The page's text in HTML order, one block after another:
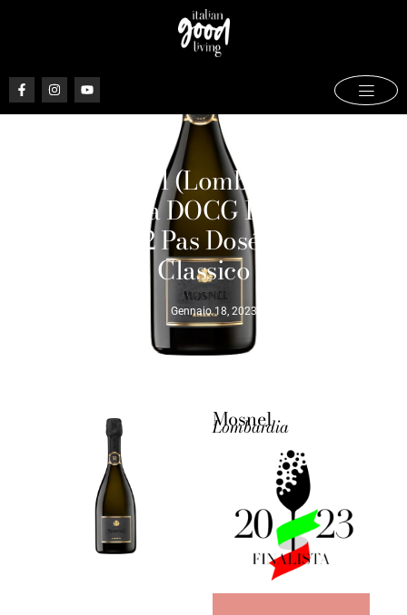
Mosnel (Lombardia),
Franciacorta DOCG Riserva 2007
Ried. 2022 Pas Dosé – Metodo
Classico
Gennaio 18, 2023
Mosnel
Lombardia